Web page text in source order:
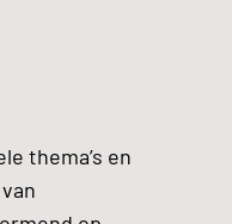
thema’s en